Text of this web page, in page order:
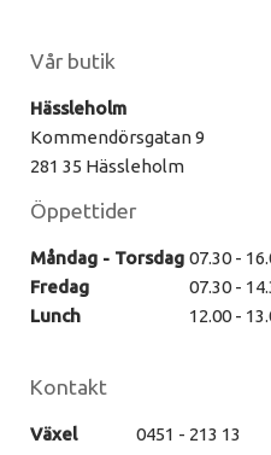
Vår butik
Hässleholm
Kommendörsgatan 9
281 35 Hässleholm
Öppettider
Måndag - Torsdag 07.30 -
Fredag
07.30 -
Lunch
12.00 -
Kontakt
Växel 0451 - 213 13